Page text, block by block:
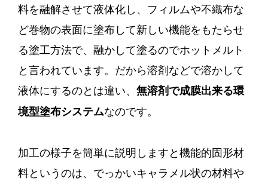
料を融解させて液体化し、フィルムや不織布な
ど巻物の表面に塗布して新しい機能をもたらせ
る塗工方法で、融かして塗るのでホットメルト
と言われています。だから溶剤などで溶かして
液体にするのとは違い、 無溶剤で成膜出来る環
境型塗布システムなのです。
加工の様子を簡単に説明しますと機能的固形材
料というのは、でっかいキャラメル状の材料や